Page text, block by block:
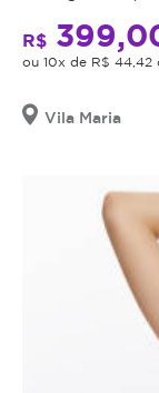
R$
ou 10x de R$ 44,42
Vila Maria